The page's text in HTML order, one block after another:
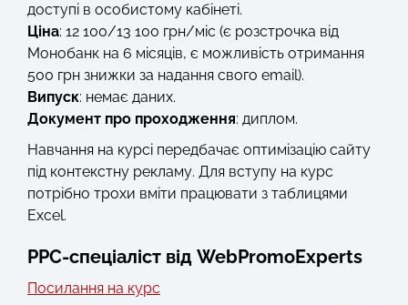
доступі в особистому кабінеті.
Ціна: 12 100/13 100 грн/міс (є розстрочка від
Монобанк на 6 місяців, є можливість отримання
500 грн знижки за надання свого email).
Випуск: немає даних.
Документ про проходження: диплом.
Навчання на курсі передбачає оптимізацію сайту
під контекстну рекламу. Для вступу на курс
потрібно трохи вміти працювати з таблицями
Excel.
PPC-спеціаліст від WebPromoExperts
Посилання на курс